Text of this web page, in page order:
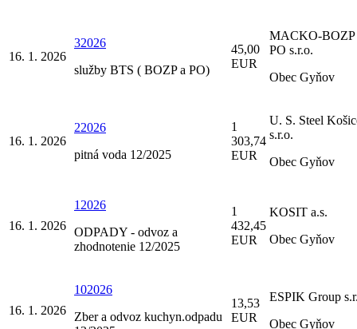
16. 1. 2026
32026
služby BTS ( BOZP a PO)
45,00
EUR
MACKO-BOZP
PO s.r.o.
Obec Gyňov
16. 1. 2026
22026
pitná voda 12/2025
1
303,74
EUR
U. S. Steel
s.r.o.
Obec Gyňov
16. 1. 2026
12026
ODPADY - odvoz a
zhodnotenie 12/2025
1
432,45
EUR
KOSIT a.s.
Obec Gyňov
16. 1. 2026
102026
Zber a odvoz kuchyn.odpadu
13,53
EUR
ESPIK Group
Obec Gyňov